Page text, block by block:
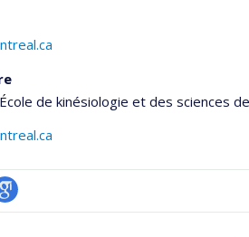
de kinésiologie et des sciences